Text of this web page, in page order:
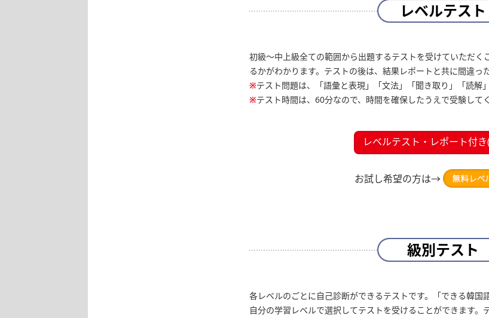
レベルテスト
初級〜中上級全ての範囲から出題するテストを受けていただく
るかがわかります。テストの後は、結果レポートと共に間違っ
※テスト問題は、「語彙と表現」「文法」「聞き取り」「読解
※テスト時間は、60分なので、時間を確保したうえで受験して
レベルテスト・レポート付
お試し希望の方は→
級別テスト
各レベルのごとに自己診断ができるテストです。「できる韓国
自分の学習レベルで選択してテストを受けることができます